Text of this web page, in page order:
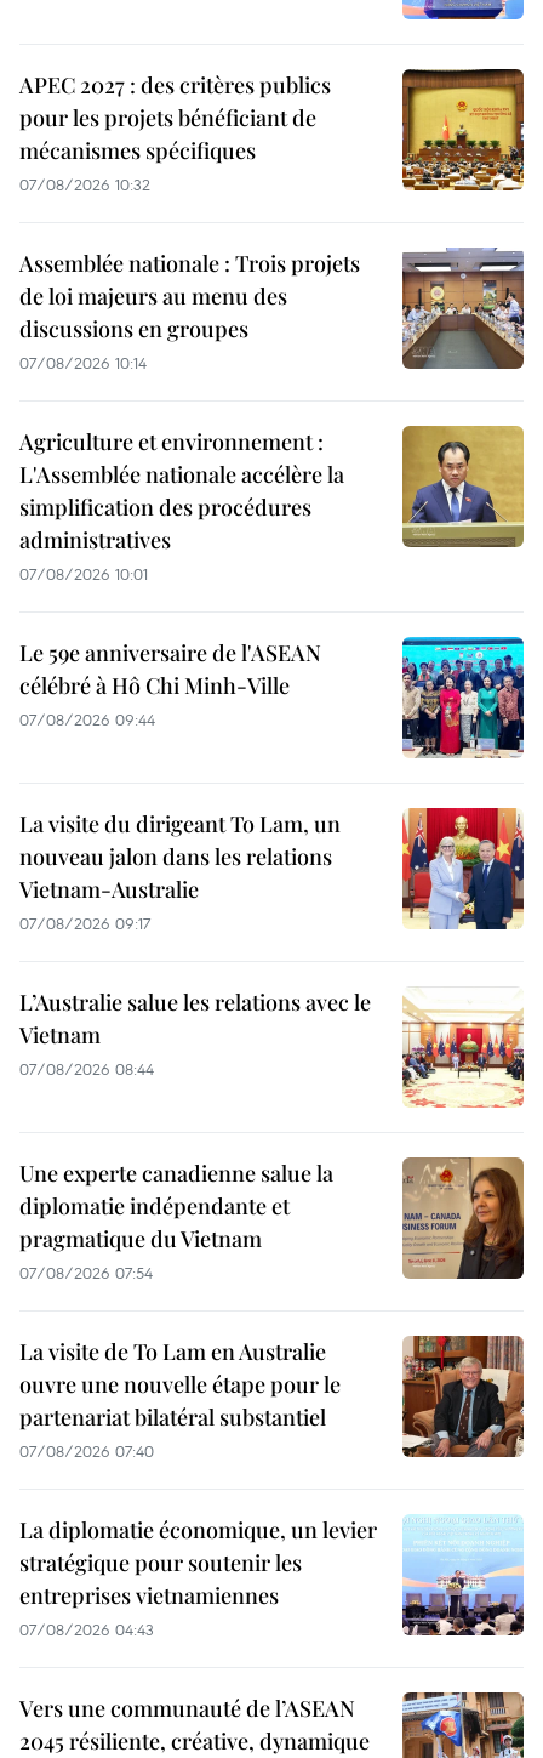
APEC 2027 : des critères publics
pour les projets bénéficiant de
mécanismes spécifiques
07/08/2026 10:32
Assemblée nationale : Trois projets
de loi majeurs au menu des
discussions en groupes
07/08/2026 10:14
Agriculture et environnement :
L'Assemblée nationale accélère la
simplification des procédures
administratives
07/08/2026 10:01
Le 59e anniversaire de l'ASEAN
célébré à Hô Chi Minh-Ville
07/08/2026 09:44
La visite du dirigeant To Lam, un
nouveau jalon dans les relations
Vietnam-Australie
07/08/2026 09:17
L’Australie salue les relations avec le
Vietnam
07/08/2026 08:44
Une experte canadienne salue la
diplomatie indépendante et
pragmatique du Vietnam
07/08/2026 07:54
La visite de To Lam en Australie
ouvre une nouvelle étape pour le
partenariat bilatéral substantiel
07/08/2026 07:40
La diplomatie économique, un levier
stratégique pour soutenir les
entreprises vietnamiennes
07/08/2026 04:43
Vers une communauté de l’ASEAN
2045 résiliente, créative, dynamique